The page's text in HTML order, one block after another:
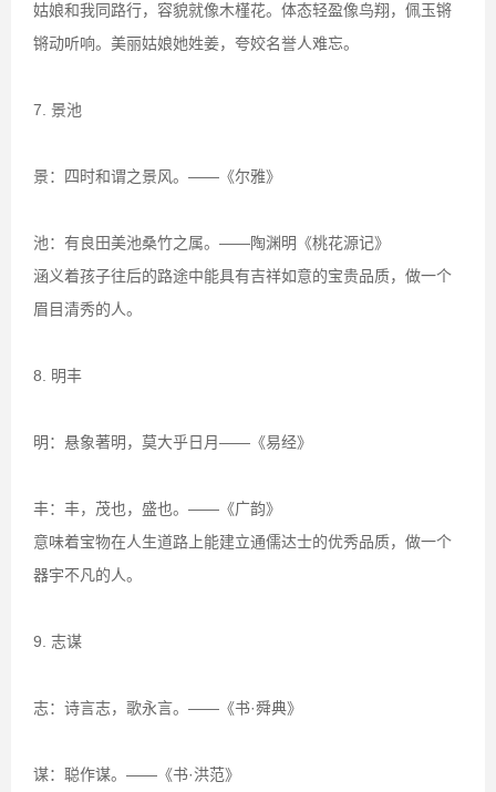
姑娘和我同路行，容貌就像木槿花。体态轻盈像鸟翔，佩玉锵
锵动听响。美丽姑娘她姓姜，夸姣名誉人难忘。
7. 景池
景：四时和谓之景风。——《尔雅》
池：有良田美池桑竹之属。——陶渊明《桃花源记》
涵义着孩子往后的路途中能具有吉祥如意的宝贵品质，做一个
眉目清秀的人。
8. 明丰
明：悬象著明，莫大乎日月——《易经》
丰：丰，茂也，盛也。——《广韵》
意味着宝物在人生道路上能建立通儒达士的优秀品质，做一个
器宇不凡的人。
9. 志谋
志：诗言志，歌永言。——《书·舜典》
谋：聪作谋。——《书·洪范》